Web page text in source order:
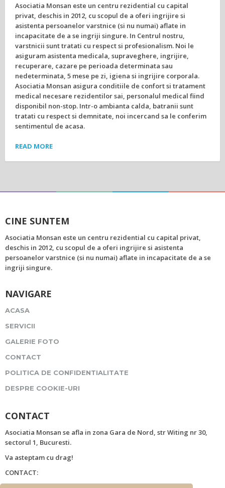
Asociatia Monsan este un centru rezidential cu capital
privat, deschis in 2012, cu scopul de a oferi ingrijire si
asistenta persoanelor varstnice (si nu numai) aflate in
incapacitate de a se ingriji singure. In Centrul nostru,
varstnicii sunt tratati cu respect si profesionalism. Noi le
asiguram asistenta medicala, supraveghere, ingrijire,
recuperare, cazare pe perioada determinata sau
nedeterminata, 5 mese pe zi, igiena si ingrijire corporala.
Asociatia Monsan asigura conditiile de confort si tratament
medical necesare rezidentilor sai, personalul medical fiind
disponibil non-stop. Intr-o ambianta calda, batranii sunt
tratati cu respect si demnitate, noi incercand sa le conferim
sentimentul de acasa.
READ MORE
CINE SUNTEM
Asociatia Monsan este un centru rezidential cu capital privat,
deschis in 2012, cu scopul de a oferi ingrijire si asistenta
persoanelor varstnice (si nu numai) aflate in incapacitate de a se
ingriji singure.
NAVIGARE
ACASA
SERVICII
GALERIE FOTO
CONTACT
POLITICA DE CONFIDENTIALITATE
DESPRE COOKIE-URI
CONTACT
Asociatia Monsan se afla in zona Gara de Nord, str Witing nr 30,
sectorul 1, Bucuresti.
Va asteptam cu drag!
CONTACT: